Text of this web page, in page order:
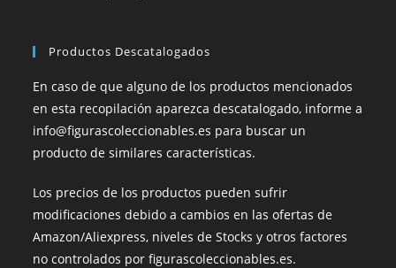
Productos Descatalogados
En caso de que alguno de los productos mencionados
en esta recopilación aparezca descatalogado, informe a
info@figurascoleccionables.es para buscar un
producto de similares características.
Los precios de los productos pueden sufrir
modificaciones debido a cambios en las ofertas de
Amazon/Aliexpress, niveles de Stocks y otros factores
no controlados por figurascoleccionables.es.